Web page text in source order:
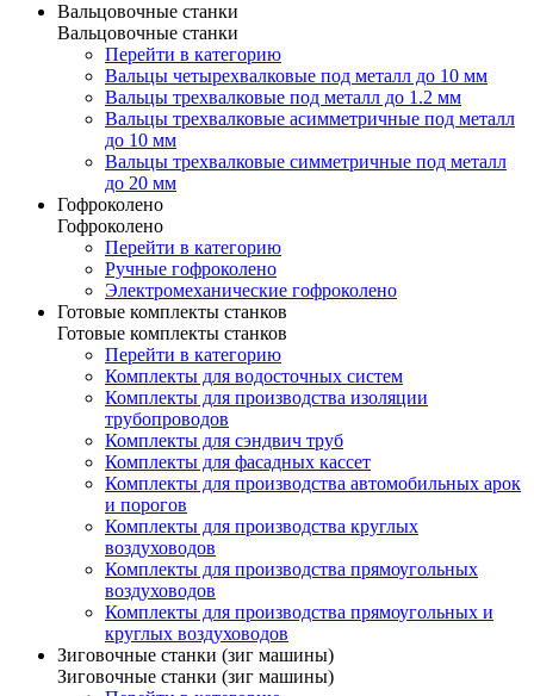
Вальцовочные станки
Вальцовочные станки
Перейти в категорию
Вальцы четырехвалковые под металл до 10 мм
Вальцы трехвалковые под металл до 1.2 мм
Вальцы трехвалковые асимметричные под металл
до 10 мм
Вальцы трехвалковые симметричные под металл
до 20 мм
Гофроколено
Гофроколено
Перейти в категорию
Ручные гофроколено
Электромеханические гофроколено
Готовые комплекты станков
Готовые комплекты станков
Перейти в категорию
Комплекты для водосточных систем
Комплекты для производства изоляции
трубопроводов
Комплекты для сэндвич труб
Комплекты для фасадных кассет
Комплекты для производства автомобильных арок
и порогов
Комплекты для производства круглых
воздуховодов
Комплекты для производства прямоугольных
воздуховодов
Комплекты для производства прямоугольных и
круглых воздуховодов
Зиговочные станки (зиг машины)
Зиговочные станки (зиг машины)